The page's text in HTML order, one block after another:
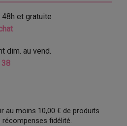
48h et gratuite
dim. au vend.
au moins 10,00 € de produits
fidélité.